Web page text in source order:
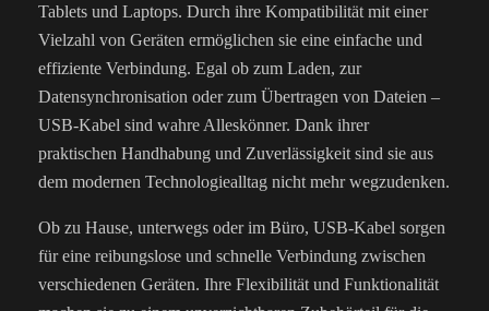
Tablets und Laptops. Durch ihre Kompatibilität mit einer
Vielzahl von Geräten ermöglichen sie eine einfache und
effiziente Verbindung. Egal ob zum Laden, zur
Datensynchronisation oder zum Übertragen von Dateien –
USB-Kabel sind wahre Alleskönner. Dank ihrer
praktischen Handhabung und Zuverlässigkeit sind sie aus
dem modernen Technologiealltag nicht mehr wegzudenken.
Ob zu Hause, unterwegs oder im Büro, USB-Kabel sorgen
für eine reibungslose und schnelle Verbindung zwischen
verschiedenen Geräten. Ihre Flexibilität und Funktionalität